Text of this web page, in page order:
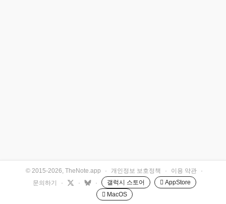
© 2015-2026, TheNote.app · 개인정보 보호정책 · 이용 약관
·
문의하기
· · · 갤럭시 스토어
 AppStore
 MacOS